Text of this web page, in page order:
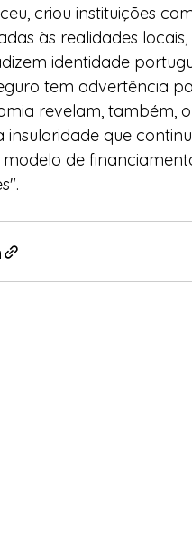
criou instituições
às realidades
identidade
tem advertência
revelam, também,
insularidade que
de